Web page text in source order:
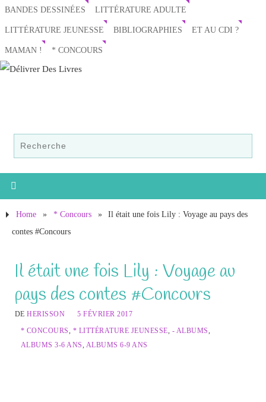
BANDES DESSINÉES LITTÉRATURE ADULTE
LITTÉRATURE JEUNESSE BIBLIOGRAPHIES ET AU CDI ?
MAMAN ! * CONCOURS
Home » * Concours »
Il était une fois Lily : Voyage au pays des
contes #Concours
Il était une fois Lily : Voyage au
pays des contes #Concours
DEHERISSON
5 FÉVRIER 2017
* CONCOURS, * LITTÉRATURE JEUNESSE, - ALBUMS,
ALBUMS 3-6 ANS, ALBUMS 6-9 ANS